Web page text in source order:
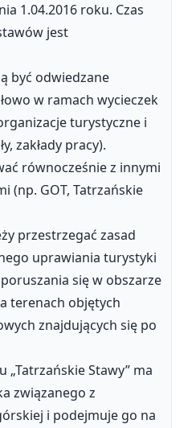
1.04.2016 roku. Czas
jest
być odwiedzane
w ramach wycieczek
turystyczne i
zakłady pracy).
równocześnie z innymi
(np. GOT, Tatrzańskie
przestrzegać zasad
uprawiania turystyki
się w obszarze
terenach objętych
znajdujących się po
Stawy” ma
związanego z
i podejmuje go na